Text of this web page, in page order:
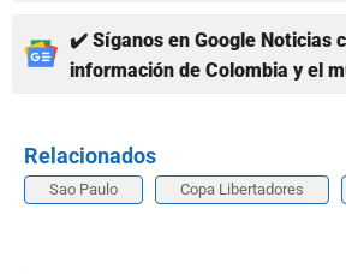
✔️ Síganos en Google Noticias
información de Colombia y el
Relacionados
Sao Paulo Copa Libertadores